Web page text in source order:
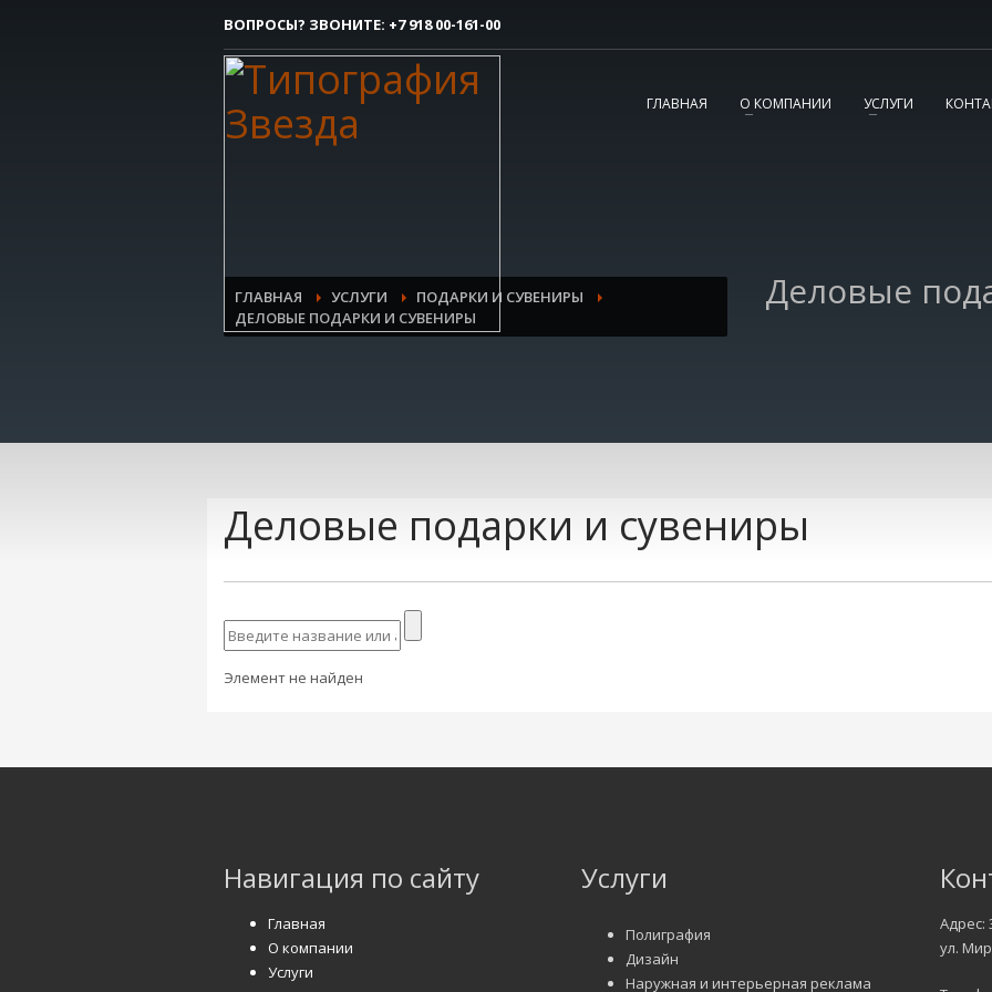
Как сделать заказ
1 Вы делаете заявку.
заказ!
ВОПРОСЫ? ЗВОНИТЕ: +7 918 00-161-00
ГЛАВНАЯ О КОМПАНИИ УСЛУГИ
ГЛАВНАЯ УСЛУГИ
ПОДАРКИ И СУВЕНИРЫ
ДЕЛОВЫЕ ПОДАРКИ И СУВЕНИРЫ
Деловые
Деловые подарки и сувениры
Элемент не найден
Навигация по сайту
Главная
О компании
Услуги
Услуги
Полиграфия
Дизайн
Наружная и интерьерная реклама
Адрес:
ул.